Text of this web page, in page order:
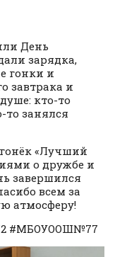
День
зарядка,
гонки и
завтрака и
кто-то
то занялся
«Лучший
о дружбе и
завершился
всем за
атмосферу!
#МБОУООШ№77